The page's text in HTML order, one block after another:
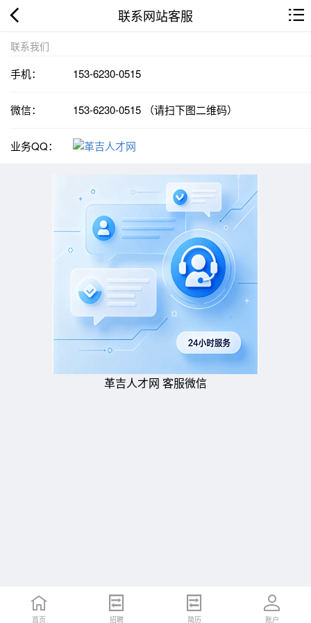
联系网站客服
联系我们
手机： 153-6230-0515
微信： 153-6230-0515 （请扫下图二维码）
业务QQ：
革吉人才网 客服微信
首页 招聘 简历 账户